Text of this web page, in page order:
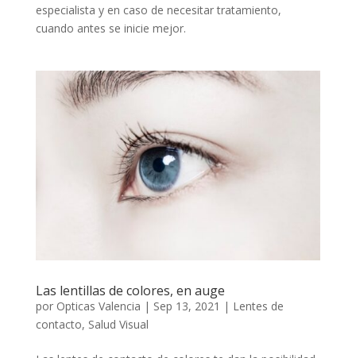
especialista y en caso de necesitar tratamiento,
cuando antes se inicie mejor.
Las lentillas de colores, en auge
por Opticas Valencia | Sep 13, 2021 | Lentes de
contacto, Salud Visual